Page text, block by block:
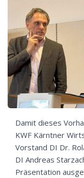
Damit dieses
KWF Kärntner
Vorstand DI Dr.
DI Andreas
Präsentation